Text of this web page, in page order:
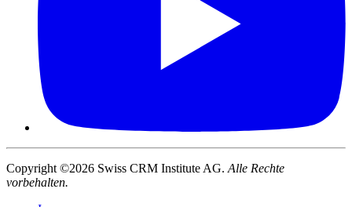
Copyright ©2026 Swiss CRM Institute AG. Alle Rechte
vorbehalten.